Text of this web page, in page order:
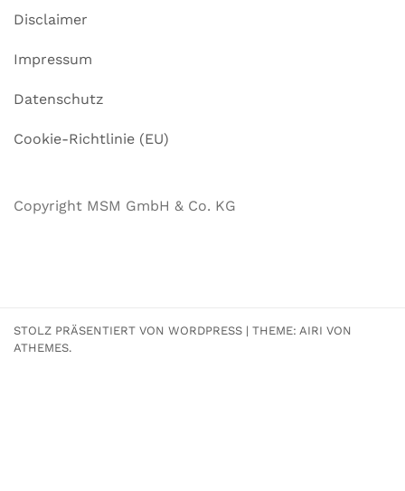
Disclaimer
Impressum
Datenschutz
Cookie-Richtlinie (EU)
Copyright MSM GmbH & Co. KG
STOLZ PRÄSENTIERT VON WORDPRESS | THEME: AIRI VON
ATHEMES.